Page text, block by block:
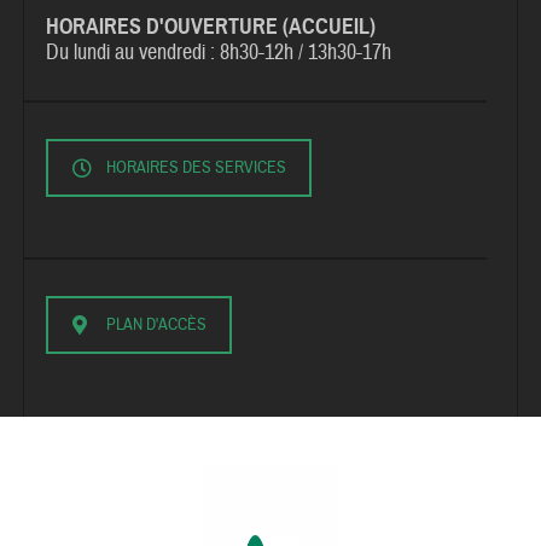
HORAIRES D'OUVERTURE (ACCUEIL)
Du lundi au vendredi :8h30-12h / 13h30-17h
HORAIRES DES SERVICES
PLAN D'ACCÈS